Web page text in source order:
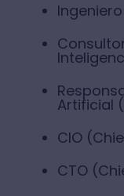
Artificial
CIO
CTO